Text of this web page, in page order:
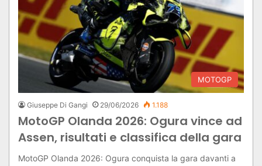
MOTOGP
Giuseppe Di Gangi 29/06/2026 1.188
MotoGP Olanda 2026: Ogura vince ad
Assen, risultati e classifica della gara
MotoGP Olanda 2026: Ogura conquista la gara davanti a